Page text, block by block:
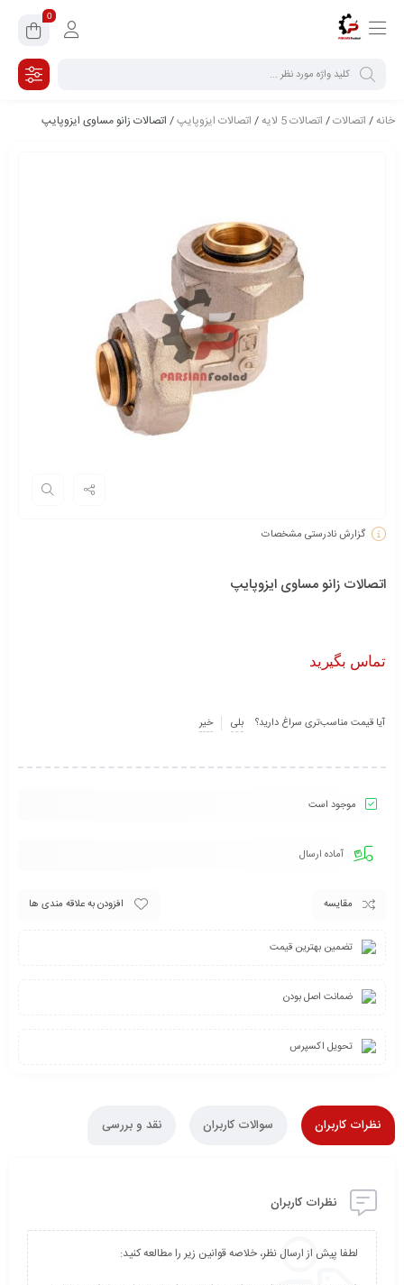
0
خانه/ اتصالات/ اتصالات 5 لایه / اتصالات ایزوپایپ/ اتصالات زاﻧﻮ ﻣﺴﺎوی ایزوپایپ
گزارش نادرستی مشخصات
اتصالات زاﻧﻮ ﻣﺴﺎوی ایزوپایپ
تماس بگیرید
آیا قیمت مناسب‌تری سراغ دارید؟ بلی خیر
موجود است
آماده ارسال
مقایسه افزودن به علاقه مندی ها
تضمین بهترین قیمت
ضمانت اصل بودن
تحویل اکسپرس
نظرات کاربران سوالات کاربران نقد و بررسی
نظرات کاربران